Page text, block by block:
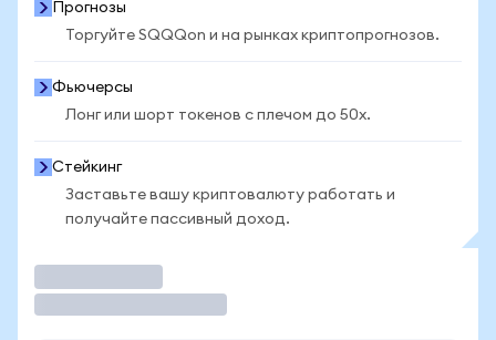
Прогнозы
Торгуйте SQQQon и на рынках криптопрогнозов.
Фьючерсы
Лонг или шорт токенов с плечом до 50x.
Стейкинг
Заставьте вашу криптовалюту работать и
получайте пассивный доход.